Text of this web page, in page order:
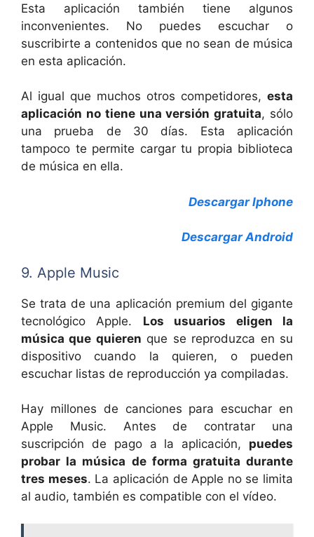
Esta aplicación también tiene algunos
inconvenientes. No puedes escuchar o
suscribirte a contenidos que no sean de música
en esta aplicación.
Al igual que muchos otros competidores, esta
aplicación no tiene una versión gratuita, sólo
una prueba de 30 días. Esta aplicación
tampoco te permite cargar tu propia biblioteca
de música en ella.
Descargar Iphone
Descargar Android
9. Apple Music
Se trata de una aplicación premium del gigante
tecnológico Apple. Los usuarios eligen la
música que quieren que se reproduzca en su
dispositivo cuando la quieren, o pueden
escuchar listas de reproducción ya compiladas.
Hay millones de canciones para escuchar en
Apple Music. Antes de contratar una
suscripción de pago a la aplicación, puedes
probar la música de forma gratuita durante
tres meses. La aplicación de Apple no se limita
al audio, también es compatible con el vídeo.